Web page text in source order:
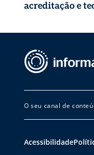
acreditação e
O seu canal de
Acessibilidade